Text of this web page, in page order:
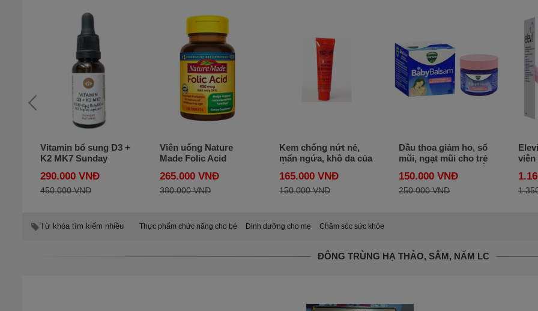
Vitamin bổ sung D3 +
K2 MK7 Sunday
của Đức
290.000 VNĐ
450.000 VNĐ
Viên uống Nature
Made Folic Acid
hộp 250 viên của Mỹ
265.000 VNĐ
380.000 VNĐ
Kem chống nứt nẻ,
mẩn ngứa, khô da của
OINTMENT 25g
165.000 VNĐ
150.000 VNĐ
Dầu thoa giảm ho, sổ
mũi, ngạt mũi cho trẻ
150.000 VNĐ
250.000 VNĐ
viên
Từ khóa tìm kiếm nhiều Thực phẩm chức năng cho bé Dinh dưỡng cho mẹ Chăm sóc sức khỏe
ĐÔNG TRÙNG HẠ THẢO, SÂM, NẤM LC